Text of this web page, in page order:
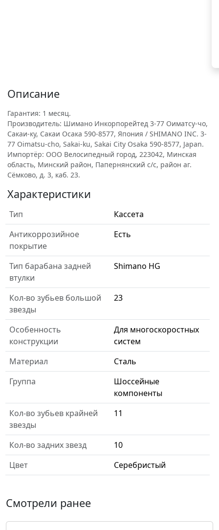
Описание
Гарантия: 1 месяц.
Производитель: Шимано Инкорпорейтед 3-77 Оиматсу-чо,
Сакаи-ку, Сакаи Осака 590-8577, Япония / SHIMANO INC. 3-
77 Oimatsu-cho, Sakai-ku, Sakai City Osaka 590-8577, Japan.
Импортёр: ООО Велосипедный город, 223042, Минская
область, Минский район, Папернянский с/с, район аг.
Сёмково, д. 3, каб. 23.
Характеристики
Тип
Кассета
Антикоррозийное
покрытие
Есть
Тип барабана задней
втулки
Shimano HG
Кол-во зубьев большой
звезды
23
Особенность
конструкции
Для многоскоростных
систем
Материал
Сталь
Группа
Шоссейные
компоненты
Кол-во зубьев крайней
звезды
11
Кол-во задних звезд
10
Цвет
Серебристый
Смотрели ранее